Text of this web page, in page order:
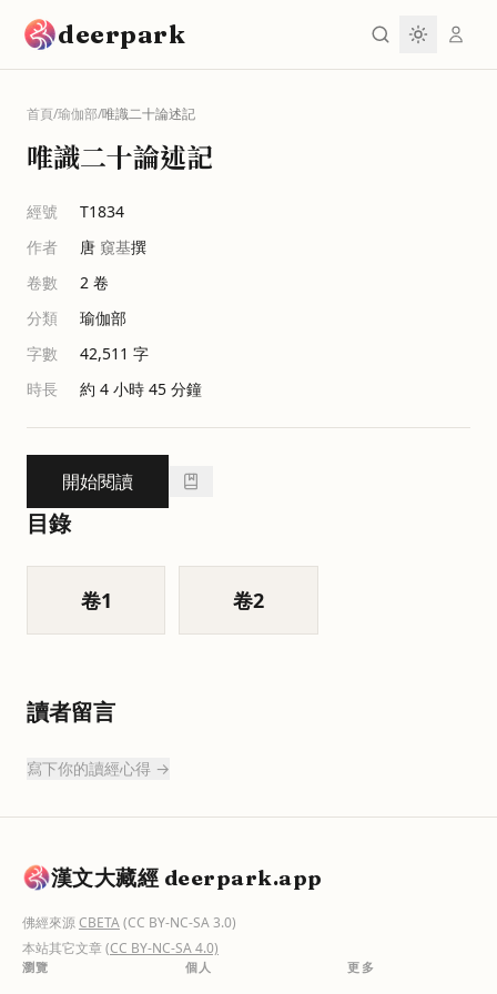
deerpark
首頁/瑜伽部/唯識二十論述記
唯識二十論述記
經號
T1834
作者
唐 窺基撰
卷數
2 卷
分類
瑜伽部
字數
42,511 字
時長
約 4 小時 45 分鐘
開始閱讀
目錄
卷1 卷2
讀者留言
寫下你的讀經心得 →
漢文大藏經 deerpark.app
佛經來源CBETA(CC BY-NC-SA 3.0)
本站其它文章(CC BY-NC-SA 4.0)
瀏覽 個人 更多